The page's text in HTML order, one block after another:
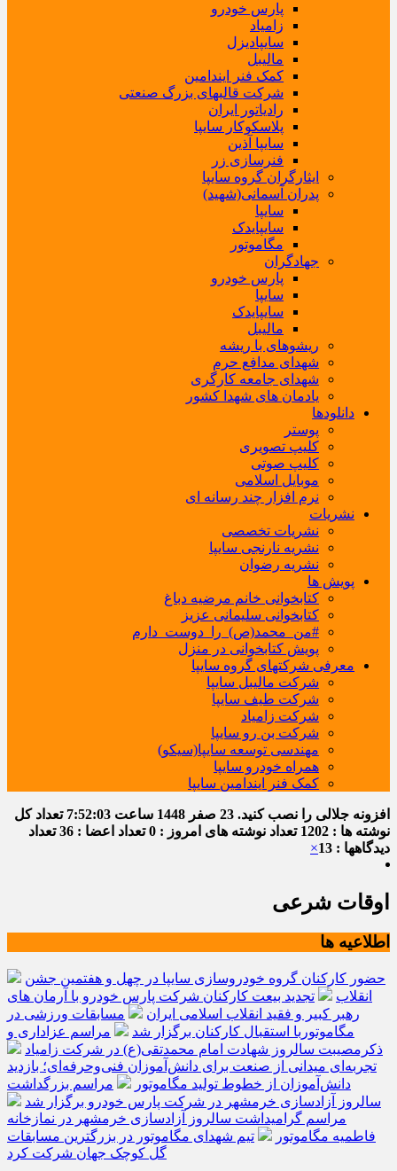
پارس خودرو
زامیاد
سایپادیزل
مالیبل
کمک فنر ایندامین
شرکت قالبهای بزرگ صنعتی
رادیاتور ایران
پلاسکوکار سایپا
سایپا آذین
فنرسازی زر
ایثارگران گروه سایپا
پدران آسمانی(شهید)
سایپا
سایپایدک
مگاموتور
جهادگران
پارس خودرو
سایپا
سایپایدک
مالیبل
ریشوهای با ریشه
شهدای مدافع حرم
شهدای جامعه کارگری
یادمان های شهدا کشور
دانلودها
پوستر
کلیپ تصویری
کلیپ صوتی
موبایل اسلامی
نرم افزار چند رسانه ای
نشریات
نشریات تخصصی
نشریه نارنجی سایپا
نشریه رضوان
پویش ها
کتابخوانی خانم مرضیه دباغ
کتابخوانی سلیمانی عزیز
#من_محمد(ص)_را_دوست_دارم
پویش کتابخوانی در منزل
معرفی شرکتهای گروه سایپا
شرکت مالیبل سایپا
شرکت طیف سایپا
شرکت زامیاد
شرکت بن رو سایپا
مهندسی توسعه سایپا(سیکو)
همراه خودرو سایپا
کمک فنر ایندامین سایپا
افزونه جلالی را نصب کنید. 23 صفر 1448 ساعت 7:52:03 تعداد کل
نوشته ها : 1202
تعداد نوشته های امروز : 0 تعداد اعضا : 36
تعداد
دیدگاهها : 13
×
اوقات شرعی
اطلاعیه ها
حضور کارکنان گروه خودروسازی سایپا در چهل و هفتمین جشن
انقلاب
تجدید بیعت کارکنان شرکت پارس خودرو با آرمان های
رهبر کبیر و فقید انقلاب اسلامی ایران
مسابقات ورزشی در
مگاموتوربا استقبال کارکنان برگزار شد
مراسم عزاداری و
ذکرمصیبت سالروز شهادت امام محمدتقی(ع) در شرکت زامیاد
تجربه‌ای میدانی از صنعت برای دانش‌آموزان فنی‌وحرفه‌ای؛ بازدید
دانش‌آموزان از خطوط تولید مگاموتور
مراسم بزرگداشت
سالروز آزادسازی خرمشهر در شرکت پارس خودرو برگزار شد
مراسم گرامیداشت سالروز آزادسازی خرمشهر در نمازخانه
فاطمیه مگاموتور
تیم شهدای مگاموتور در بزرگترین مسابقات
گل کوچک جهان شرکت کرد